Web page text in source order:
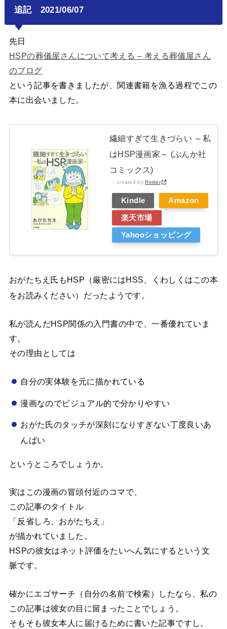
追記 2021/06/07
先日
HSPの葬儀屋さんについて考える – 考える葬儀屋さん
のブログ
という記事を書きましたが、関連書籍を漁る過程でこの
本に出会いました。
繊細すぎて生きづらい ～私
はHSP漫画家～ (ぶんか社
コミックス)
created byRinker
Kindle Amazon
楽天市場
Yahooショッピング
おがたちえ氏もHSP（厳密にはHSS、くわしくはこの本
をお読みください）だったようです。
私が読んだHSP関係の入門書の中で、一番優れていま
す。
その理由としては
自分の実体験を元に描かれている
漫画なのでビジュアル的で分かりやすい
おがた氏のタッチが深刻になりすぎない丁度良いあ
んばい
というところでしょうか。
実はこの漫画の冒頭付近のコマで、
この記事のタイトル
「反省しろ、おがたちえ」
が描かれていました。
HSPの彼女はネット評価をたいへん気にするという文
脈です。
確かにエゴサーチ（自分の名前で検索）したなら、私の
この記事は彼女の目に留まったことでしょう。
そもそも彼女本人に届けるために書いた記事ですし。